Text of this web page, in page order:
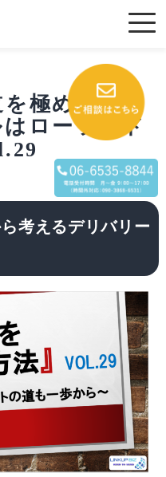
を極める方
ローランド
考えるデリバリー